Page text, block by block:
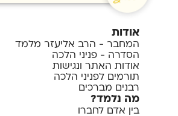
אודות
המחבר - הרב אליעזר מלמד
הסדרה - פניני הלכה
אודות האתר ונגישות
תורמים לפניני הלכה
רבנים מברכים
מה נלמד?
בין אדם לחברו